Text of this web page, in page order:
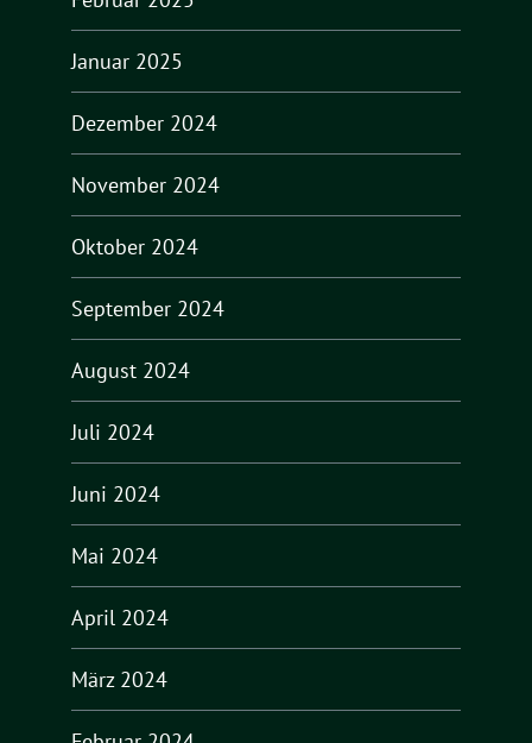
Januar 2025
Dezember 2024
November 2024
Oktober 2024
September 2024
August 2024
Juli 2024
Juni 2024
Mai 2024
April 2024
März 2024